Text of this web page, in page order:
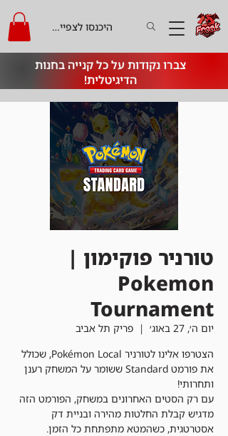
צברו נקודות על כל קנייה בחנות
הדיגיטלית!
היכנסו לצפייה בקרדיט
טורניר פוקימון |
Pokemon
Tournament
יום ה׳, 27 באוג׳
  |
פריק תל אביב
הצטרפו אלינו לטורניר Pokémon Local, שכולל
את פורמט Standard ששומר על המשחק רענן
עם רק הסטים האחרונים במשחק, הפורמט הזה
מדגיש קבלת החלטות מהירה ובניית דק
אסטרטגית, כשהמטא מתפתחת כל הזמן.